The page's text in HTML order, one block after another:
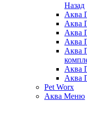
Назад
Аква
Аква
Аква
Аква
Аква
Аква
Аква
Pet Worx
Аква Меню